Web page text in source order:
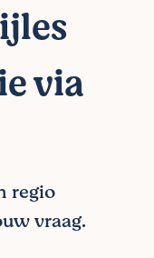
via
regio
vraag.